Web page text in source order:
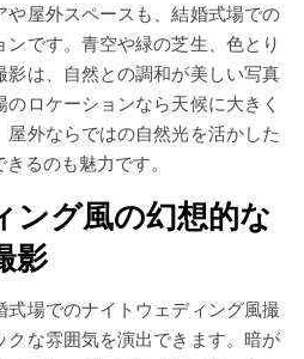
屋外スペースも、結婚式場での
です。青空や緑の芝生、色とり
影は、自然との調和が美しい写真
ロケーションなら天候に大きく
外ならではの自然光を活かした
るのも魅力です。
ング風の幻想的な
影
場でのナイトウェディング風撮
な雰囲気を演出できます。暗が